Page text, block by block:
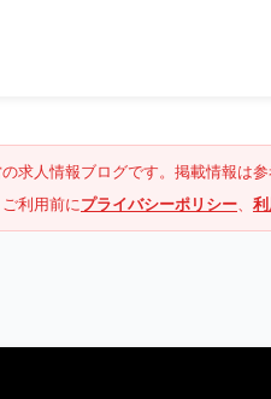
求人情報ブログです。掲載情報は
ご利用前にプライバシーポリシー、